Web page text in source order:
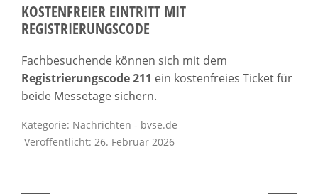
KOSTENFREIER EINTRITT MIT
REGISTRIERUNGSCODE
Fachbesuchende können sich mit dem
Registrierungscode 211 ein kostenfreies Ticket für
beide Messetage sichern.
Kategorie: Nachrichten - bvse.de
Veröffentlicht: 26. Februar 2026